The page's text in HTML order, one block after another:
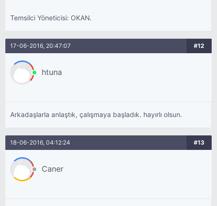
Temsilci Yöneticisi: OKAN.
17-06-2016, 20:47:07 #12
htuna
Arkadaşlarla anlaştık, çalışmaya başladık. hayırlı olsun.
18-06-2016, 04:12:24 #13
Caner